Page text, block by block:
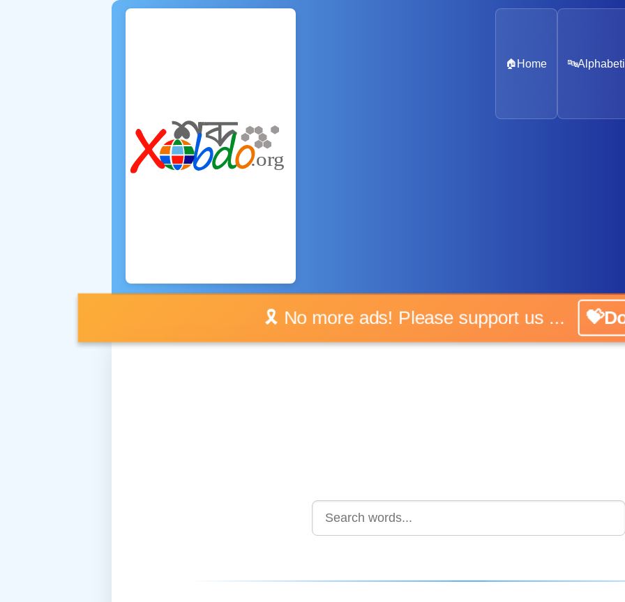
🏠 Home 🔤
🎗️ No more ads! Please support us ...